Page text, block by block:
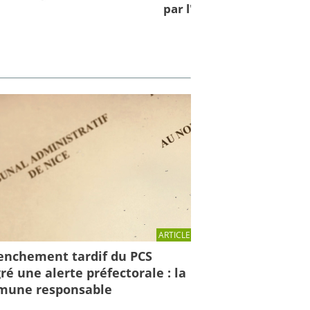
par l'IRMa et la mission
ARTICLE
tardif du PCS
une alerte préfectorale : la
responsable